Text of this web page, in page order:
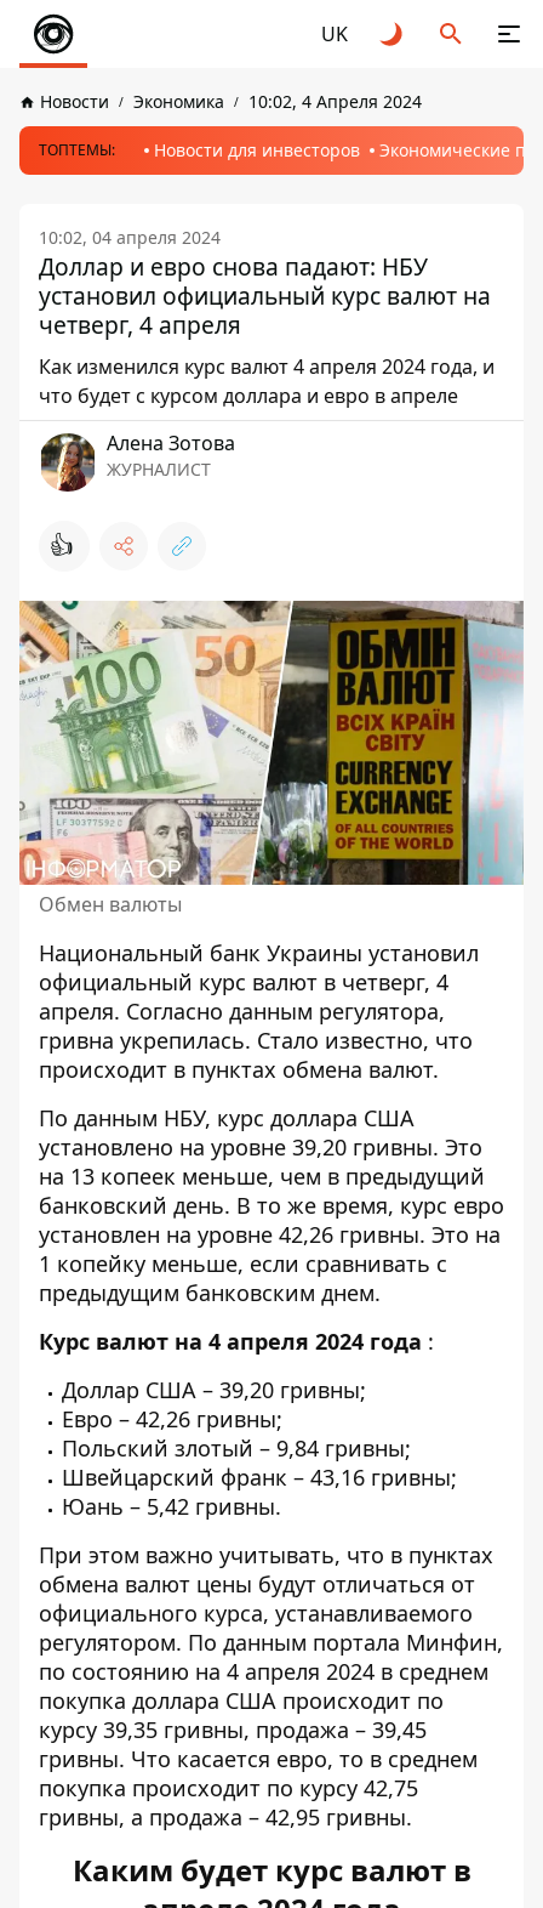
UK
Новости Экономика 10:02, 4 Апреля 2024
ТОПТЕМЫ: Новости для инвесторов Экономические
10:02, 04 апреля 2024
Доллар и евро снова падают: НБУ
установил официальный курс валют на
четверг, 4 апреля
Как изменился курс валют 4 апреля 2024 года, и
что будет с курсом доллара и евро в апреле
Алена Зотова
ЖУРНАЛИСТ
👍
Обмен валюты
Национальный банк Украины установил
официальный курс валют в четверг, 4
апреля. Согласно данным регулятора,
гривна укрепилась. Стало известно, что
происходит в пунктах обмена валют.
По данным НБУ, курс доллара США
установлено на уровне 39,20 гривны. Это
на 13 копеек меньше, чем в предыдущий
банковский день. В то же время, курс евро
установлен на уровне 42,26 гривны. Это на
1 копейку меньше, если сравнивать с
предыдущим банковским днем.
Курс валют на 4 апреля 2024 года :
Доллар США – 39,20 гривны;
Евро – 42,26 гривны;
Польский злотый – 9,84 гривны;
Швейцарский франк – 43,16 гривны;
Юань – 5,42 гривны.
При этом важно учитывать, что в пунктах
обмена валют цены будут отличаться от
официального курса, устанавливаемого
регулятором. По данным портала Минфин,
по состоянию на 4 апреля 2024 в среднем
покупка доллара США происходит по
курсу 39,35 гривны, продажа – 39,45
гривны. Что касается евро, то в среднем
покупка происходит по курсу 42,75
гривны, а продажа – 42,95 гривны.
Каким будет курс валют в